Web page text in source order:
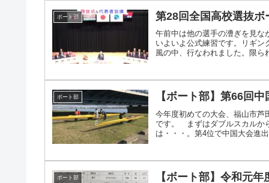
ボート部 第28回全国高校選抜ボ
午前中は他の選手の漕ぎを見な
いよいよ公式練習です。リギ
風の中、行なわれました。限
ボート部 【ボート部】第66回
今年度初めての大会、福山市芦
です。 まずはダブルスカルか
は・・・。第4位で中国大会進
ボート部 【ボート部】令和元